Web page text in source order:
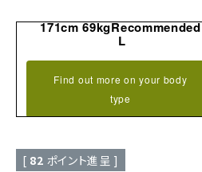
171cm 69kgRecommended
L
Find out more on your body
type
[ 82 ポイント進呈 ]